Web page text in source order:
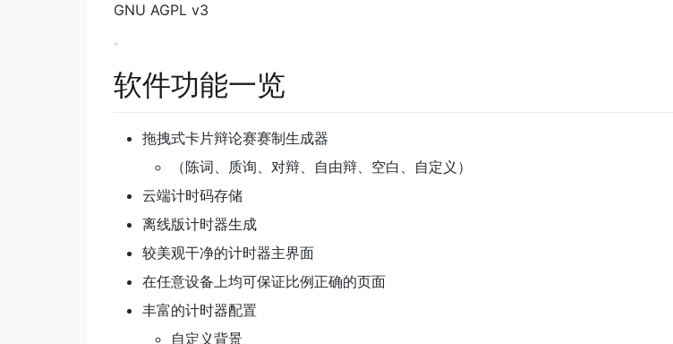
GNU AGPL v3
软件功能一览
拖拽式卡片辩论赛赛制生成器
（陈词、质询、对辩、自由辩、空白、自定义）
云端计时码存储
离线版计时器生成
较美观干净的计时器主界面
在任意设备上均可保证比例正确的页面
丰富的计时器配置
自定义背景